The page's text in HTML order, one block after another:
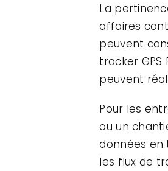
La
affaires
peuvent
tracker
peuvent
Pour les
ou un
données en
les flux de